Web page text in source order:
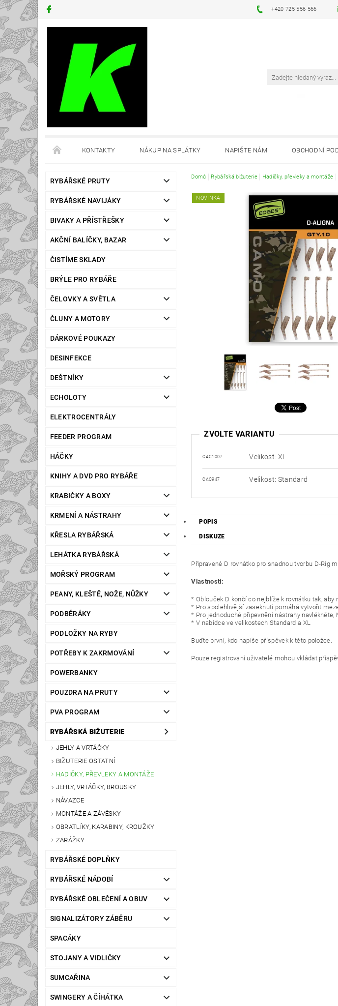
+420 725 556 566
KONTAKTY NÁKUP NA SPLÁTKY NAPIŠTE NÁM OBCHODNÍ
RYBÁŘSKÉ PRUTY
RYBÁŘSKÉ NAVIJÁKY
BIVAKY A PŘÍSTŘEŠKY
AKČNÍ BALÍČKY, BAZAR
ČISTÍME SKLADY
BRÝLE PRO RYBÁŘE
ČELOVKY A SVĚTLA
ČLUNY A MOTORY
DÁRKOVÉ POUKAZY
DESINFEKCE
DEŠTNÍKY
ECHOLOTY
ELEKTROCENTRÁLY
FEEDER PROGRAM
HÁČKY
KNIHY A DVD PRO RYBÁŘE
KRABIČKY A BOXY
KRMENÍ A NÁSTRAHY
KŘESLA RYBÁŘSKÁ
LEHÁTKA RYBÁŘSKÁ
MOŘSKÝ PROGRAM
PEANY, KLEŠTĚ, NOŽE, NŮŽKY
PODBĚRÁKY
PODLOŽKY NA RYBY
POTŘEBY K ZAKRMOVÁNÍ
POWERBANKY
POUZDRA NA PRUTY
PVA PROGRAM
RYBÁŘSKÁ BIŽUTERIE
JEHLY A VRTÁČKY
BIŽUTERIE OSTATNÍ
HADIČKY, PŘEVLEKY A MONTÁŽE
JEHLY, VRTÁČKY, BROUSKY
NÁVAZCE
MONTÁŽE A ZÁVĚSKY
OBRATLÍKY, KARABINY, KROUŽKY
ZARÁŽKY
RYBÁŘSKÉ DOPLŇKY
RYBÁŘSKÉ NÁDOBÍ
RYBÁŘSKÉ OBLEČENÍ A OBUV
SIGNALIZÁTORY ZÁBĚRU
SPACÁKY
STOJANY A VIDLIČKY
SUMCAŘINA
SWINGERY A ČÍHÁTKA
Domů Rybářská bižuterie Hadičky, převleky a montáže
NOVINKA
ZVOLTE VARIANTU
CAC1007 Velikost: XL
CAC947 Velikost: Standard
POPIS
DISKUZE
Připravené D rovnátko pro snadnou tvorbu D-Rig
Vlastnosti:
* Oblouček D končí co nejblíže k rovnátku tak,
* Pro spolehlivější zaseknutí pomáhá vytvořit
* Pro jednoduché připevnění nástrahy
* V nabídce ve velikostech Standard a XL
Buďte první, kdo napíše příspěvek k této položce.
Pouze registrovaní uživatelé mohou vkládat